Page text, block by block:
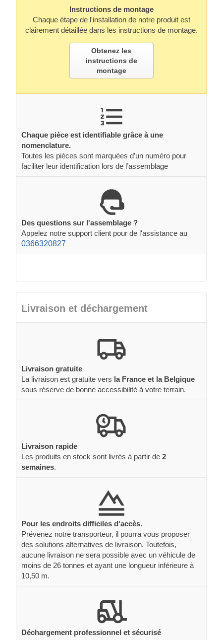
Instructions de montage
Chaque étape de l'installation de notre produit est
clairement détaillée dans les instructions de montage.
Obtenez les
instructions de
montage
Chaque pièce est identifiable grâce à une
nomenclature.
Toutes les pièces sont marquées d’un numéro pour
faciliter leur identification lors de l’assemblage
Des questions sur l'assemblage ?
Appelez notre support client pour de l'assistance au
0366320827
Livraison et déchargement
Livraison gratuite
La livraison est gratuite vers la France et la Belgique
sous réserve de bonne accessibilité à votre terrain.
Livraison rapide
Les produits en stock sont livrés à partir de 2
semaines.
Pour les endroits difficiles d'accès.
Prévenez notre transporteur, il pourra vous proposer
des solutions alternatives de livraison. Toutefois,
aucune livraison ne sera possible avec un véhicule de
moins de 26 tonnes et ayant une longueur inférieure à
10,50 m.
Déchargement professionnel et sécurisé